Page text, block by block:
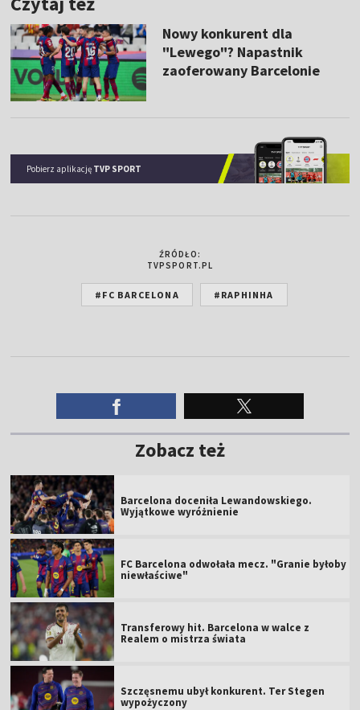
Nowy konkurent dla
"Lewego"? Napastnik
zaoferowany Barcelonie
Pobierz aplikację TVP SPORT
ŹRÓDŁO:
TVPSPORT.PL
#FC BARCELONA #RAPHINHA
Zobacz też
Barcelona doceniła Lewandowskiego.
Wyjątkowe wyróżnienie
FC Barcelona odwołała mecz. "Granie byłoby
niewłaściwe"
Transferowy hit. Barcelona w walce z
Realem o mistrza świata
Szczęsnemu ubył konkurent. Ter Stegen
wypożyczony